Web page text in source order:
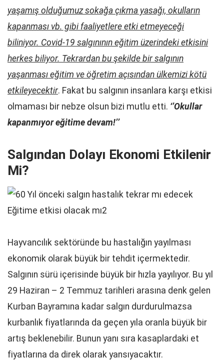
yaşamış olduğumuz sokağa çıkma yasağı, okulların
kapanması vb. gibi faaliyetlere etki etmeyeceği
biliniyor. Covid-19 salgınının eğitim üzerindeki etkisini
herkes biliyor. Tekrardan bu şekilde bir salgının
yaşanması eğitim ve öğretim açısından ülkemizi kötü
etkileyecektir. Fakat bu salgının insanlara karşı etkisi
olmaması bir nebze olsun bizi mutlu etti. ‘’Okullar
kapanmıyor eğitime devam!’’
Salgından Dolayı Ekonomi Etkilenir
Mi?
Hayvancılık sektöründe bu hastalığın yayılması
ekonomik olarak büyük bir tehdit içermektedir.
Salgının sürü içerisinde büyük bir hızla yayılıyor. Bu yıl
29 Haziran – 2 Temmuz tarihleri arasına denk gelen
Kurban Bayramına kadar salgın durdurulmazsa
kurbanlık fiyatlarında da geçen yıla oranla büyük bir
artış beklenebilir. Bunun yanı sıra kasaplardaki et
fiyatlarına da direk olarak yansıyacaktır.